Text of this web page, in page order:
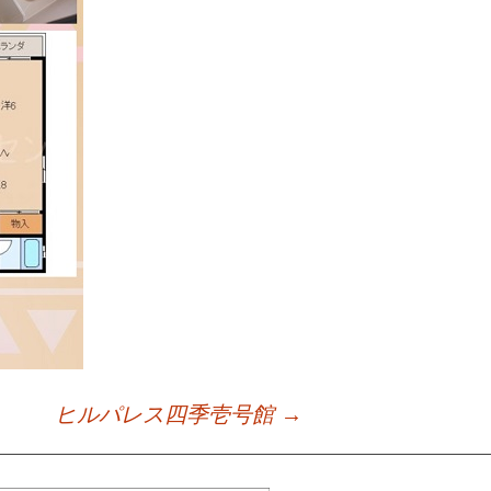
ヒルパレス四季壱号館 →